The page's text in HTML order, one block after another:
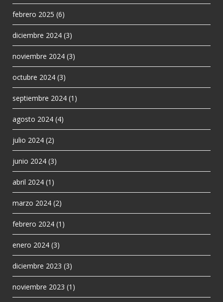
febrero 2025 (6)
diciembre 2024 (3)
noviembre 2024 (3)
octubre 2024 (3)
septiembre 2024 (1)
agosto 2024 (4)
julio 2024 (2)
junio 2024 (3)
abril 2024 (1)
marzo 2024 (2)
febrero 2024 (1)
enero 2024 (3)
diciembre 2023 (3)
noviembre 2023 (1)